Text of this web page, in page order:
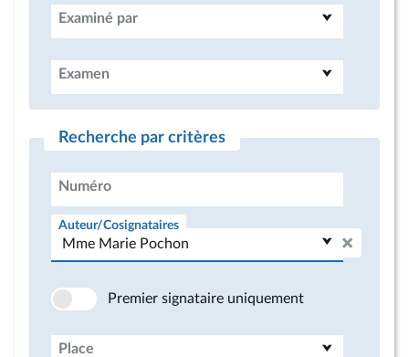
Examiné par
Examen
Recherche par critères
Numéro
Auteur/Cosignataires
Premier signataire uniquement
Place